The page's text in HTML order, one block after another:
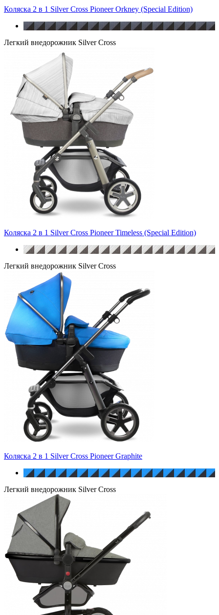
Коляска 2 в 1 Silver Cross Pioneer Orkney (Special Edition)
Легкий внедорожник Silver Cross
Коляска 2 в 1 Silver Cross Pioneer Timeless (Special Edition)
Легкий внедорожник Silver Cross
Коляска 2 в 1 Silver Cross Pioneer Graphite
Легкий внедорожник Silver Cross